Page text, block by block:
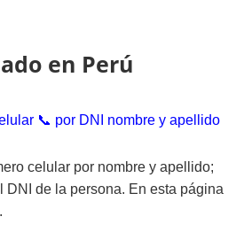
en Perú
📞 por DNI nombre y apellido
celular por nombre y apellido;
DNI de la persona. En esta página